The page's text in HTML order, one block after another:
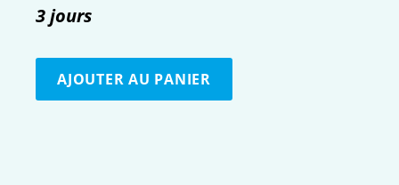
3 jours